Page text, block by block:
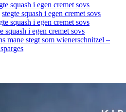
squash i egen cremet sovs
stegte squash i egen cremet sovs
squash i egen cremet sovs
squash i egen cremet sovs
mane stegt som wienerschnitzel –